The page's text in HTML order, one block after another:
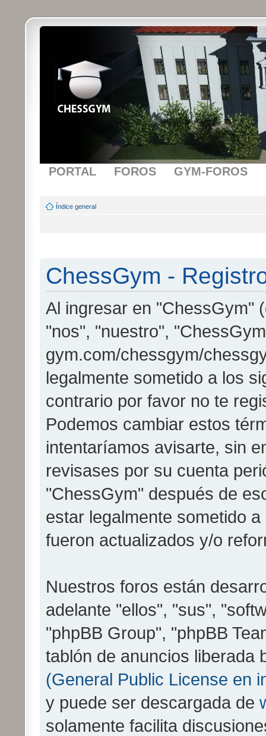
PORTAL FOROS GYM-FOROS
Índice general
ChessGym -
Al ingresar en "ChessGym"
"nos", "nuestro",
gym.com/chessgym/
legalmente sometido a los
contrario por favor no te
Podemos cambiar estos
intentaríamos avisarte, sin
revisases por su cuenta
"ChessGym" después de
estar legalmente sometido
fueron actualizados y/o
Nuestros foros están
adelante "ellos", "sus",
"phpBB Group", "phpBB
tablón de anuncios liberada
(General Public License en
y puede ser descargada de
solamente facilita